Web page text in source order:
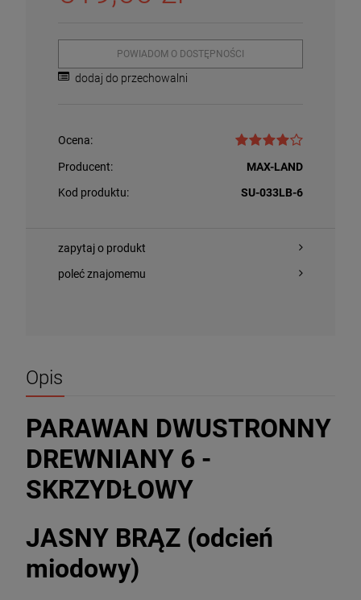
POWIADOM O DOSTĘPNOŚCI
dodaj do przechowalni
Ocena:
Producent:
MAX-LAND
Kod produktu:
SU-033LB-6
zapytaj o produkt
poleć znajomemu
Opis
PARAWAN DWUSTRONNY
DREWNIANY 6 -
SKRZYDŁOWY
JASNY BRĄZ (odcień
miodowy)